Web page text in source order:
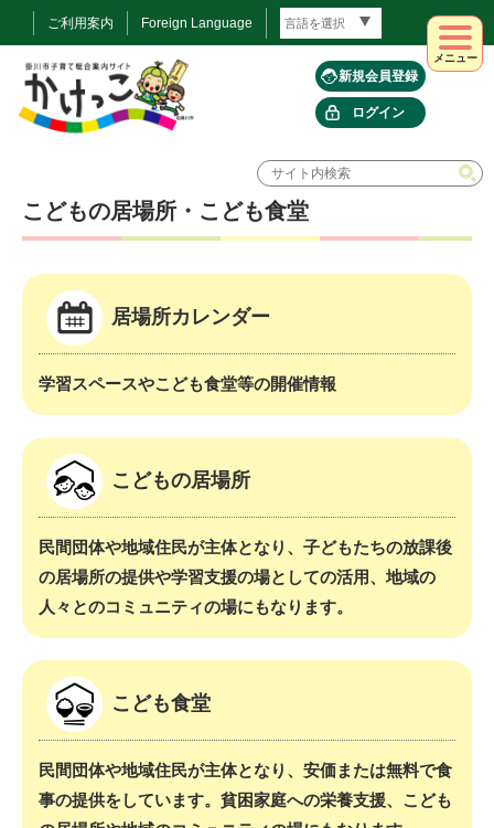
ご利用案内 Foreign Language
新規会員登録
ログイン
メニュー
こどもの居場所・こども食堂
居場所カレンダー
学習スペースやこども食堂等の開催情報
こどもの居場所
民間団体や地域住民が主体となり、子どもたちの放課後
の居場所の提供や学習支援の場としての活用、地域の
人々とのコミュニティの場にもなります。
こども食堂
民間団体や地域住民が主体となり、安価または無料で食
事の提供をしています。貧困家庭への栄養支援、こども